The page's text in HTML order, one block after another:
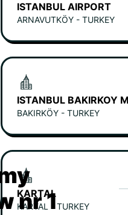
ISTANBUL AIRPORT
ARNAVUTKÖY - TURKEY
BAKIRKÖY - TURKEY
KARTAL
KARTAL - TURKEY
nr 1